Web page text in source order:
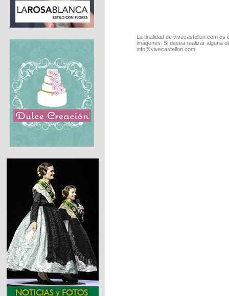
La finalidad de vivecastellon.com
imágenes. Si desea realizar alguna
info@vivecastellon.com